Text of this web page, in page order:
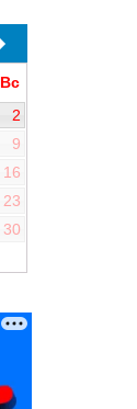
Вс
2
9
16
23
30